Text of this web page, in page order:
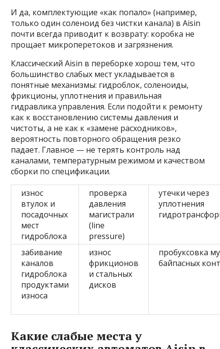
И да, комплектующие «как попало» (например,
только один соленоид без чистки канала) в Aisin
почти всегда приводит к возврату: коробка не
прощает микроперетоков и загрязнения.
Классический Aisin в переборке хорош тем, что
большинство слабых мест укладывается в
понятные механизмы: гидроблок, соленоиды,
фрикционы, уплотнения и правильная
гидравлика управления. Если подойти к ремонту
как к восстановлению системы давления и
чистоты, а не как к «замене расходников»,
вероятность повторного обращения резко
падает. Главное — не терять контроль над
каналами, температурным режимом и качеством
сборки по спецификации.
износ
втулок и
посадочных
мест
гидроблока
проверка
давления
магистрали
(line
pressure)
утечки через
уплотнения
забивание
каналов
гидроблока
продуктами
износа
износ
фрикционов
и стальных
дисков
пробуксовка
байпасных
Какие слабые места у